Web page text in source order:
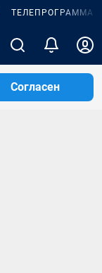
ТЕЛЕПРОГРАММА
Согласен